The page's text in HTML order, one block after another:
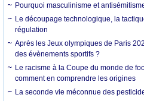
Pourquoi masculinisme et
Le découpage technologique, la
régulation
Après les Jeux olympiques de Paris
des évènements sportifs ?
Le racisme à la Coupe du monde de
comment en comprendre les origines
La seconde vie méconnue des